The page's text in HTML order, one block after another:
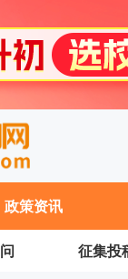
政策资讯
征集投